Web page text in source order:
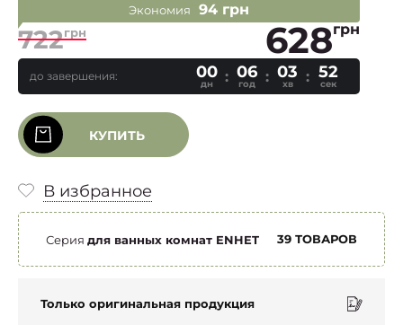
Экономия 94 грн
722грн 628грн
до завершения: 00
дн
06
год
03
хв
52
сек
КУПИТЬ
В избранное
Серия для ванных комнат ENHET 39 ТОВАРОВ
Только оригинальная продукция